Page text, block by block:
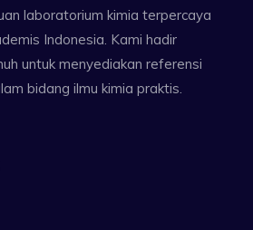
laboratorium kimia terpercaya
Indonesia. Kami hadir
untuk menyediakan referensi
bidang ilmu kimia praktis.